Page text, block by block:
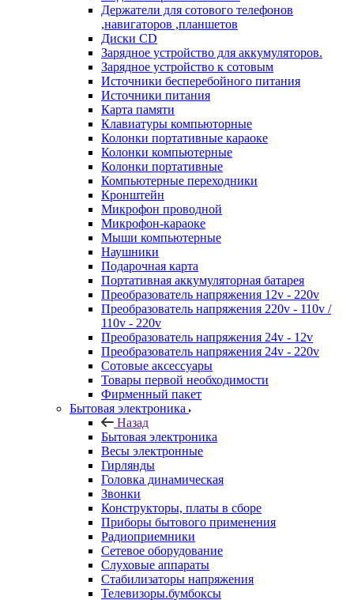
Держатели для сотового телефонов
,навигаторов ,планшетов
Диски CD
Зарядное устройство для аккумуляторов.
Зарядное устройство к сотовым
Источники бесперебойного питания
Источники питания
Карта памяти
Клавиатуры компьюторные
Колонки портативные караоке
Колонки компьютерные
Колонки портативные
Компьютерные переходники
Кронштейн
Микрофон проводной
Микрофон-караоке
Мыши компьютерные
Наушники
Подарочная карта
Портативная аккумуляторная батарея
Преобразователь напряжения 12v - 220v
Преобразователь напряжения 220v - 110v /
110v - 220v
Преобразователь напряжения 24v - 12v
Преобразователь напряжения 24v - 220v
Сотовые аксессуары
Товары первой необходимости
Фирменный пакет
Бытовая электроника
Назад
Бытовая электроника
Весы электронные
Гирлянды
Головка динамическая
Звонки
Конструкторы, платы в сборе
Приборы бытового применения
Радиоприемники
Сетевое оборудование
Слуховые аппараты
Стабилизаторы напряжения
Телевизоры.бумбоксы